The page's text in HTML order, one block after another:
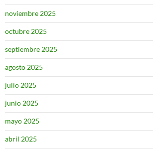
noviembre 2025
octubre 2025
septiembre 2025
agosto 2025
julio 2025
junio 2025
mayo 2025
abril 2025